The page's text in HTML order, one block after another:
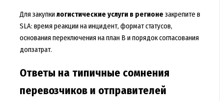
Для закупкилогистические услуги в регионе закрепите в
SLA: время реакции на инцидент, формат статусов,
основания переключения на план B и порядок согласования
допзатрат.
Ответы на типичные сомнения
перевозчиков и отправителей